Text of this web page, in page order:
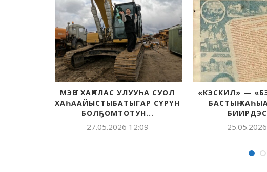
«ВОЛОДЯ УЛЬЯНОВ
ДНЕВНИГЭР» БЭЧЭЭТТЭНИИМ
УЛАХАН ЧИЭС ЭТЭ
30.04.2026 10:34
УЛУУСТААҔЫ
СУЛУУСПА